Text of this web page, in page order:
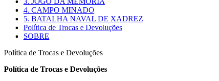
4. CAMPO MINADO
5. BATALHA NAVAL DE XADREZ
Política de Trocas e Devoluções
SOBRE
Política de Trocas e Devoluções
Política de Trocas e Devoluções